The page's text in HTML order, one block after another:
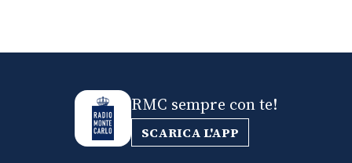
RMC sempre con te!
SCARICA L'APP